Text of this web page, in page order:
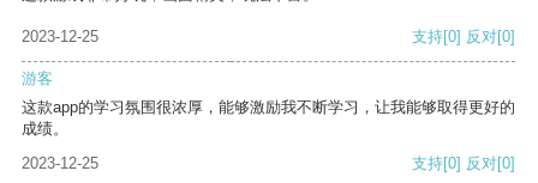
2023-12-25 支持[0] 反对[0]
游客
这款app的学习氛围很浓厚，能够激励我不断学习，让我能够取得更好的
成绩。
2023-12-25
支持[0] 反对[0]